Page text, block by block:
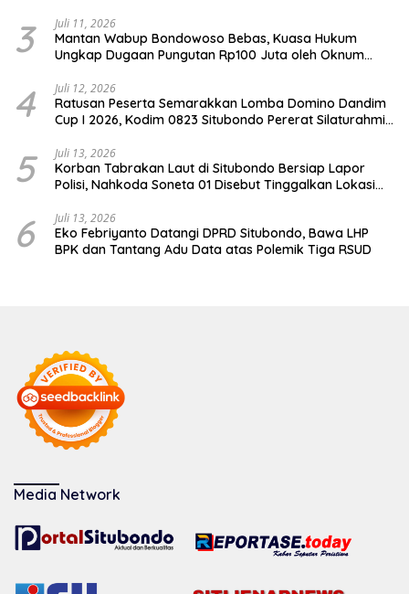
3 Juli 11, 2026
Mantan Wabup Bondowoso Bebas, Kuasa Hukum
Ungkap Dugaan Pungutan Rp100 Juta oleh Oknum
4 Juli 12, 2026
Ratusan Peserta Semarakkan Lomba Domino Dandim
Cup I 2026, Kodim 0823 Situbondo Pererat Silaturahmi
5 Juli 13, 2026
Korban Tabrakan Laut di Situbondo Bersiap Lapor
Polisi, Nahkoda Soneta 01 Disebut Tinggalkan Lokasi
6 Juli 13, 2026
Eko Febriyanto Datangi DPRD Situbondo, Bawa LHP
BPK dan Tantang Adu Data atas Polemik Tiga RSUD
Media Network